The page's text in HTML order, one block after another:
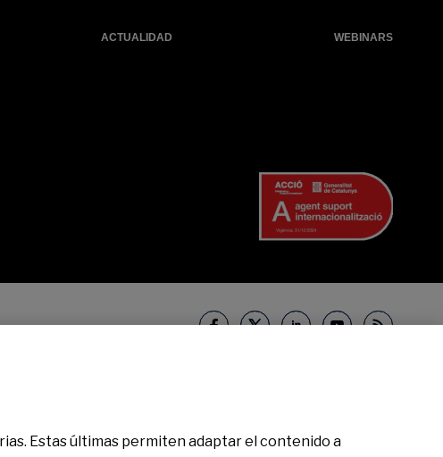
ACTUALIDAD WEBINARS
Folio 873, Hoja B-1561, NIF A08000143. Entidad de crédito
Estas últimas permiten adaptar el contenido a